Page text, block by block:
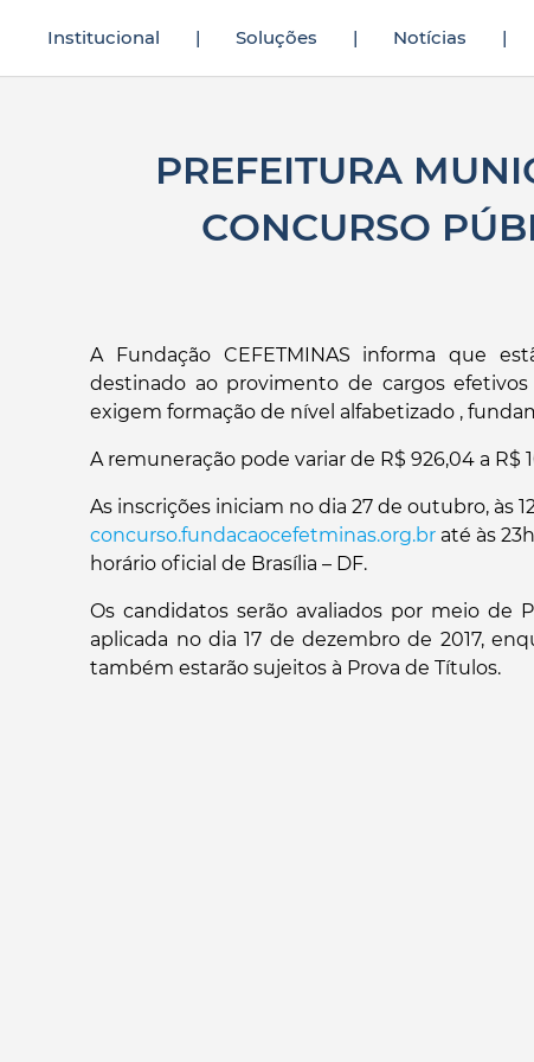
Institucional | Soluções | Notícias |
PREFEITURA
CONCURSO
A Fundação CEFETMINAS informa que
destinado ao provimento de cargos
exigem formação de nível alfabetizado ,
A remuneração pode variar de R$ 926,04 a R$
As inscrições iniciam no dia 27 de outubro, às
concurso.fundacaocefetminas.org.br até às
horário oficial de Brasília – DF.
Os candidatos serão avaliados por meio de
aplicada no dia 17 de dezembro de 2017,
também estarão sujeitos à Prova de Títulos.